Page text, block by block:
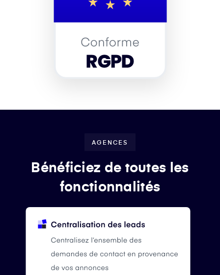
AGENCES
Bénéficiez de toutes les
fonctionnalités